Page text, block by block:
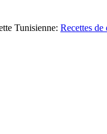
Tunisienne: Recettes de